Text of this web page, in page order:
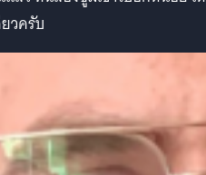
วครับ